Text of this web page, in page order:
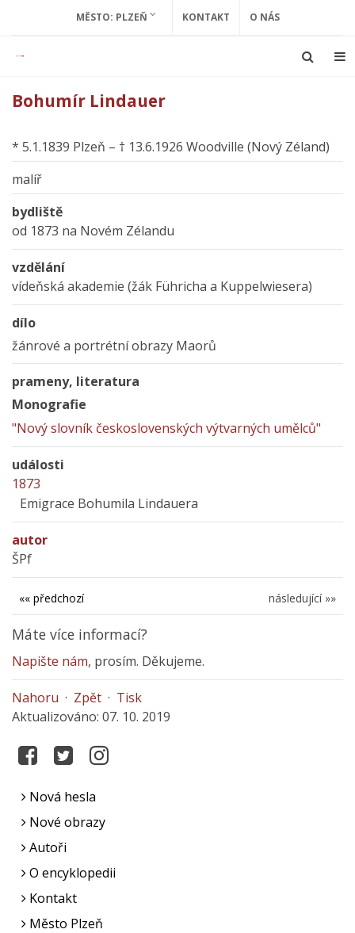
MĚSTO: PLZEŇ KONTAKT O NÁS
Bohumír Lindauer
* 5.1.1839 Plzeň – † 13.6.1926 Woodville (Nový Zéland)
malíř
bydliště
od 1873 na Novém Zélandu
vzdělání
vídeňská akademie (žák Führicha a Kuppelwiesera)
dílo
žánrové a portrétní obrazy Maorů
prameny, literatura
Monografie
"Nový slovník československých výtvarných umělců"
události
1873
Emigrace Bohumila Lindauera
autor
ŠPf
následující »»
«« předchozí
Máte více informací?
Napište nám, prosím. Děkujeme.
Nahoru · Zpět · Tisk
Aktualizováno: 07. 10. 2019
Nová hesla
Nové obrazy
Autoři
O encyklopedii
Kontakt
Město Plzeň